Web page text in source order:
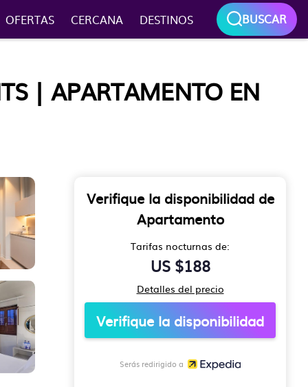
OFERTAS CERCANA DESTINOS BUSCAR
| APARTAMENTO EN
Verifique la disponibilidad de
Apartamento
Tarifas nocturnas de:
US $188
Detalles del precio
Verifique la disponibilidad
Serás redirigido a